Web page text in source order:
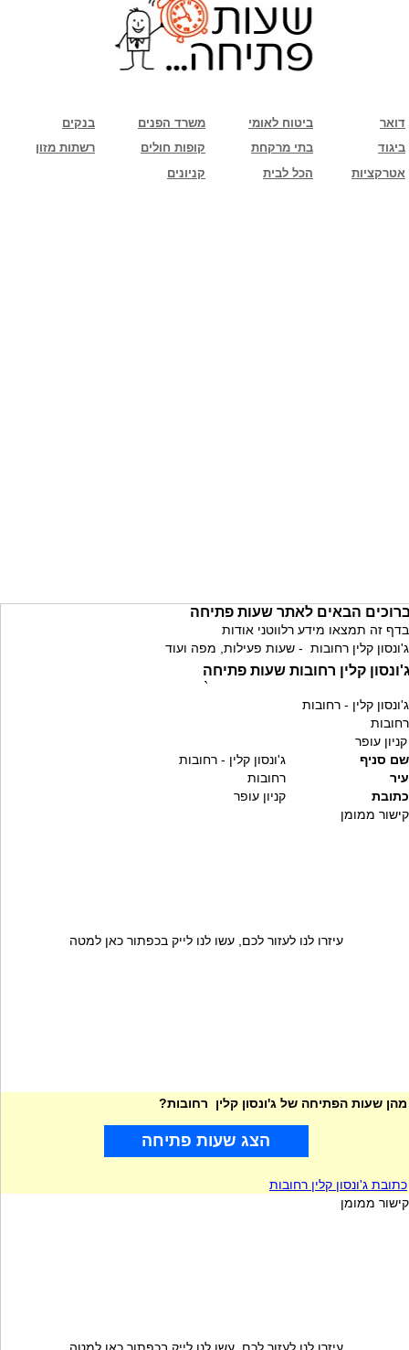
בנקים משרד הפנים ביטוח לאומי
דואר
רשתות מזון
קופות חולים בתי מרקחת
ביגוד
קניונים
הכל לבית אטרקציות
הבאים לאתר שעות פתיחה
בדף זה תמצאו מידע רלווטני אודות
ג'ונסון קלין רחובות - שעות פעילות, מפה ועוד
קלין רחובות שעות פתיחה
`
ג'ונסון קלין - רחובות
רחובות
קניון עופר
שם סניף
ג'ונסון קלין - רחובות
עיר
רחובות
כתובת
קניון עופר
קישור ממומן
עיזרו לנו לעזור לכם, עשו לנו לייק בכפתור כאן למטה
מהן שעות הפתיחה של ג'ונסון קלין רחובות?
הצג שעות פתיחה
כתובת ג'ונסון קלין רחובות
קישור ממומן